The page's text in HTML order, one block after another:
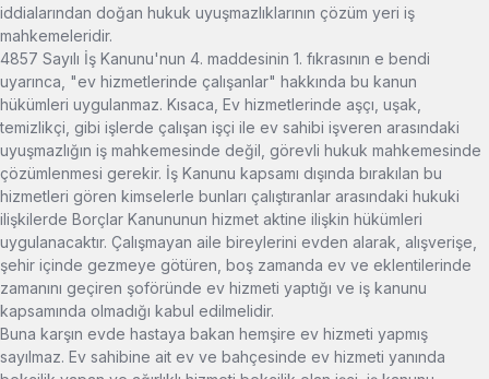
iddialarından doğan hukuk uyuşmazlıklarının çözüm yeri iş
mahkemeleridir.
4857 Sayılı İş Kanunu'nun 4. maddesinin 1. fıkrasının e bendi
uyarınca, "ev hizmetlerinde çalışanlar" hakkında bu kanun
hükümleri uygulanmaz. Kısaca, Ev hizmetlerinde aşçı, uşak,
temizlikçi, gibi işlerde çalışan işçi ile ev sahibi işveren arasındaki
uyuşmazlığın iş mahkemesinde değil, görevli hukuk mahkemesinde
çözümlenmesi gerekir. İş Kanunu kapsamı dışında bırakılan bu
hizmetleri gören kimselerle bunları çalıştıranlar arasındaki hukuki
ilişkilerde Borçlar Kanununun hizmet aktine ilişkin hükümleri
uygulanacaktır. Çalışmayan aile bireylerini evden alarak, alışverişe,
şehir içinde gezmeye götüren, boş zamanda ev ve eklentilerinde
zamanını geçiren şoföründe ev hizmeti yaptığı ve iş kanunu
kapsamında olmadığı kabul edilmelidir.
Buna karşın evde hastaya bakan hemşire ev hizmeti yapmış
sayılmaz. Ev sahibine ait ev ve bahçesinde ev hizmeti yanında